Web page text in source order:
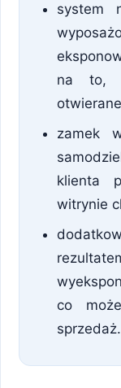
system
na to,
zamek
klienta
witrynie
co
sprzedaż.